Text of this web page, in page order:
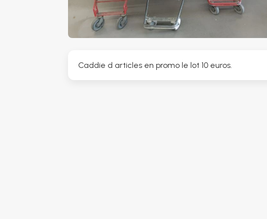
Caddie d articles en promo le lot 10 euros.